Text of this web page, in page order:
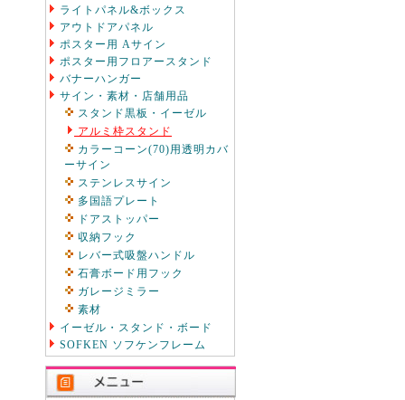
ライトパネル&ボックス
アウトドアパネル
ポスター用 Aサイン
ポスター用フロアースタンド
バナーハンガー
サイン・素材・店舗用品
スタンド黒板・イーゼル
アルミ枠スタンド
カラーコーン(70)用透明カバ
ーサイン
ステンレスサイン
多国語プレート
ドアストッパー
収納フック
レバー式吸盤ハンドル
石膏ボード用フック
ガレージミラー
素材
イーゼル・スタンド・ボード
SOFKEN ソフケンフレーム